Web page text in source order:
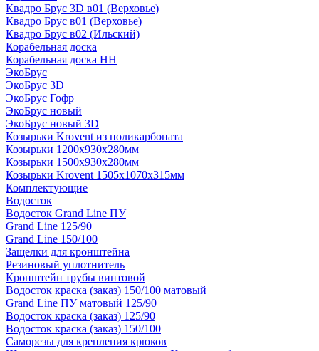
Квадро Брус 3D в01 (Верховье)
Квадро Брус в01 (Верховье)
Квадро Брус в02 (Ильский)
Корабельная доска
Корабельная доска НН
ЭкоБрус
ЭкоБрус 3D
ЭкоБрус Гофр
ЭкоБрус новый
ЭкоБрус новый 3D
Козырьки Krovent из поликарбоната
Козырьки 1200х930х280мм
Козырьки 1500х930х280мм
Козырьки Krovent 1505х1070х315мм
Комплектующие
Водосток
Водосток Grand Line ПУ
Grand Line 125/90
Grand Line 150/100
Защелки для кронштейна
Резиновый уплотнитель
Кронштейн трубы винтовой
Водосток краска (заказ) 150/100 матовый
Grand Line ПУ матовый 125/90
Водосток краска (заказ) 125/90
Водосток краска (заказ) 150/100
Саморезы для крепления крюков